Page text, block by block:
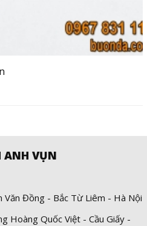
ANH VỤN
Văn Đồng - Bắc Từ Liêm - Hà Nội
Hoàng Quốc Việt - Cầu Giấy -